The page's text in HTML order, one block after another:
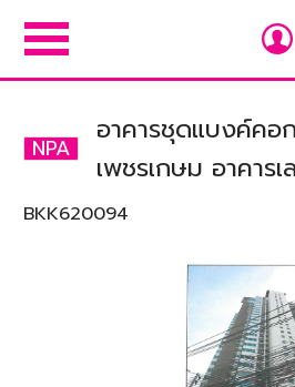
NPA
อาคารชุดแบงค์คอ
เพชรเกษม อาคารเ
BKK620094